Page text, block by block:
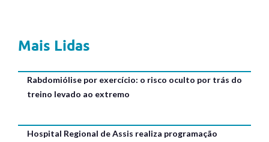
Mais Lidas
Rabdomiólise por exercício: o risco oculto por trás do
treino levado ao extremo
Hospital Regional de Assis realiza programação